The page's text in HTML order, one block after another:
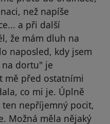
než napíše
a při další
že mám dluh na
naposled, kdy jsem
na dortu" je
mě před ostatními
co mi je. Úplně
ten nepříjemný pocit,
Možná měla nějaký